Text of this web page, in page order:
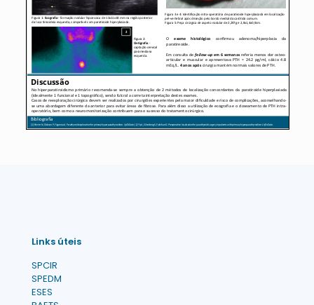
Links úteis
SPCIR
SPEDM
ESES